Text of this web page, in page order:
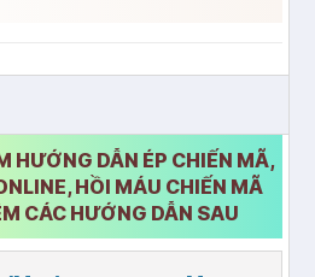
HƯỚNG DẪN ÉP CHIẾN MÃ,
HỒI MÁU CHIẾN MÃ
CÁC HƯỚNG DẪN SAU